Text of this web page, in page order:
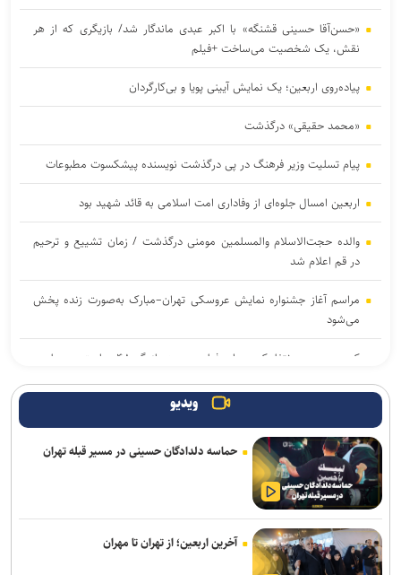
«حسن‌آقا حسینی قشنگه» با اکبر عبدی ماندگار شد/ بازیگری که از هر
نقش، یک شخصیت می‌ساخت +فیلم
پیاده‌روی اربعین؛ یک نمایش آیینی پویا و بی‌کارگردان
«محمد حقیقی» درگذشت
پیام تسلیت وزیر فرهنگ در پی درگذشت نویسنده پیشکسوت مطبوعات
اربعین امسال جلوه‌ای از وفاداری امت اسلامی به قائد شهید بود
والده حجت‌الاسلام والمسلمین مومنی درگذشت / زمان تشییع و ترحیم
در قم اعلام شد
مراسم آغاز جشنواره نمایش عروسکی تهران–مبارک به‌صورت زنده پخش
می‌شود
کمپین عجیب نتفلیکس برای فیلم جدید؛ بازیگر ۴۸ ساعت در بیلبورد
آیین رونمایی از «گاهِ گم‌شدگان» برگزار می‌شود
پیام تسلیت معاون وزیر فرهنگ و ارشاد اسلامی در پی درگذشت استاد
ابوالقاسم قاسم‌زاده
انتخاب و انطباق هوشمندانه محصول؛ نخستین گام صادرات موفق صنایع
فرهنگی
از مربیگری در اوکلند ریدرز تا گزارشگری و بازی ویدئویی؛ روایت زندگی
ویدیو
حماسه دلدادگان حسینی در مسیر قبله تهران
آخرین اربعین؛ از تهران تا مهران